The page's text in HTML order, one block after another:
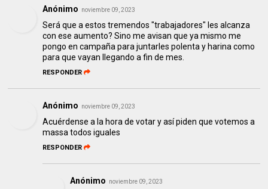
Anónimo noviembre 09, 2023
Será que a estos tremendos "trabajadores" les alcanza
con ese aumento? Sino me avisan que ya mismo me
pongo en campaña para juntarles polenta y harina como
para que vayan llegando a fin de mes.
RESPONDER
Anónimo noviembre 09, 2023
Acuérdense a la hora de votar y así piden que votemos a
massa todos iguales
RESPONDER
Anónimo noviembre 09, 2023